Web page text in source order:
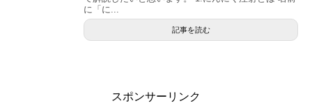
に「に...
記事を読む
スポンサーリンク